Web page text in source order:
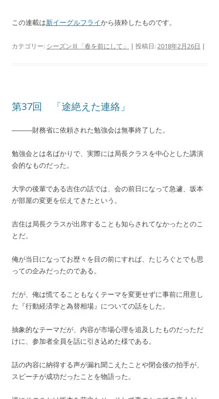
この連載は新イーグルフライから抜粋したものです。
カテゴリー: シーズンⅢ「春を前にして」 | 投稿日: 2018年2月26日 |
第37回 「途絶えた連絡」
―――財務省に依頼された勉強会は無事終了した。
勉強会とは名ばかりで、実際には局長クラスを中心とした講演
会的なものだった。
大学の後輩である吉住の話では、会の前日になって急遽、坂本
が部屋の変更を伝えてきたという。
吉住は局長クラスが出席することも知らされてなかったとのこ
とだ。
俺が当日になってお歴々を目の前にすれば、たじろぐとでも思
っての企みだったのである。
だが、俺は慌てることもなくテーマを変更せずに事前に用意し
た『行動経済学と為替相場』についての話をした。
抽象的なテーマだが、内容が市場心理を追及したものだっただ
けに、参加者全員を話に引き込めた様である。
話の内容に納得する声が漏れ聞こえたことや閉会後の拍手が、
スピーチが成功だったことを物語った。